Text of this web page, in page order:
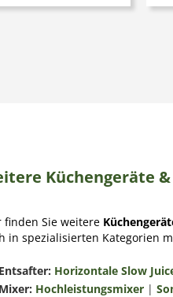
Küchengeräte
finden Sie weitere
in spezialisierten Kategorien
Entsafter: Horizontale Slow
Mixer: Hochleistungsmixer|